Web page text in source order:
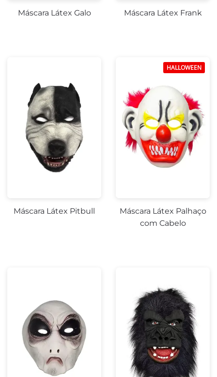
Máscara Látex Galo Máscara Látex Frank
Máscara Látex Pitbull
HALLOWEEN
Máscara Látex Palhaço
com Cabelo